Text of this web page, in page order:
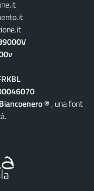
Biancoenero ®, una font